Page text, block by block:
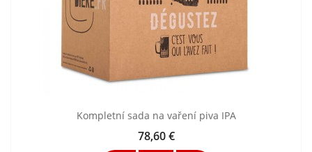
Kompletní sada na vaření piva IPA
Cijena
78,60 €